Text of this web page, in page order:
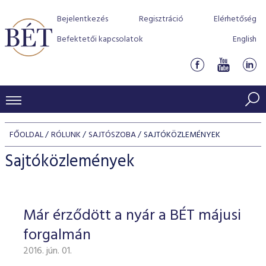
Bejelentkezés Regisztráció
Elérhetőség
Befektetői kapcsolatok
English
KERESKEDÉSI ADATOK
INDEXEK
Jelzáloglevél indexek
Vállalati kötvény indexek
Azonnali Piac
Részvények
Származékos piac
BEFEKTETŐK
Részvény szekció
Hitelpapír szekció
BÉT szabályzatok
Befektetővédelem
Alkalmazott díjstruktúra
Elszámolás
Részvény és vállalati kötvény tőzsdei bevezetését
program
BÉT Xtend - Részvénypiac egyszerűen
TŐZSDETAGOK
Tőzsdetagok, üzletkötők
VENDOROK
FŐOLDAL RÓLUNK SAJTÓSZOBA SAJTÓKÖZLEMÉNYEK
Sajtóközlemények
Már érződött a nyár a BÉT májusi
forgalmán
2016. jún. 01.